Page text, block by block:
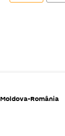
Moldova-România